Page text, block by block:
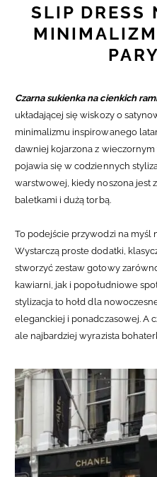
SLIP DRESS
Czarna sukienka na cienkich
układającej się wiskozy o
minimalizmu inspirowanego
dawniej kojarzona z wieczornym
pojawia się w codziennych
warstwowej, kiedy noszona jest
baletkami i dużą torbą.
To podejście przywodzi na myśl
Wystarczą proste dodatki,
stworzyć zestaw gotowy
kawiarni, jak i popołudniowe
stylizacja to hołd dla
eleganckiej i ponadczasowej. A
ale najbardziej wyrazista